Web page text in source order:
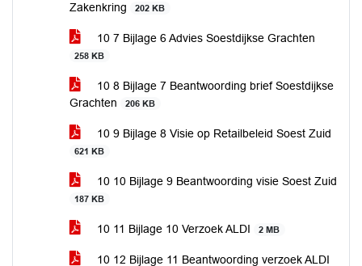
Zakenkring
202 KB
10 7 Bijlage 6 Advies Soestdijkse Grachten
258 KB
10 8 Bijlage 7 Beantwoording brief Soestdijkse
Grachten
206 KB
10 9 Bijlage 8 Visie op Retailbeleid Soest Zuid
621 KB
10 10 Bijlage 9 Beantwoording visie Soest Zuid
187 KB
10 11 Bijlage 10 Verzoek ALDI 2 MB
10 12 Bijlage 11 Beantwoording verzoek ALDI